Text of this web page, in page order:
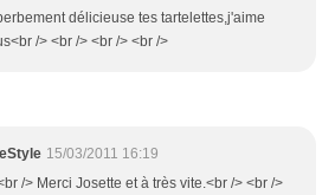
délicieuse tes tartelettes,j'aime
/> <br /> <br /> <br />
15/03/2011 16:19
/> Merci Josette et à très vite.<br /> <br />